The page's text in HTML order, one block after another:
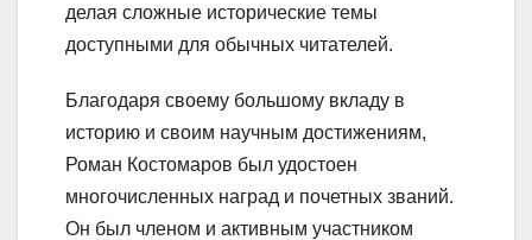
делая сложные исторические темы
доступными для обычных читателей.
Благодаря своему большому вкладу в
историю и своим научным достижениям,
Роман Костомаров был удостоен
многочисленных наград и почетных званий.
Он был членом и активным участником